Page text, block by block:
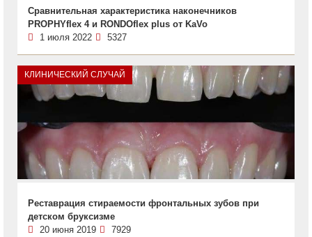
Сравнительная характеристика наконечников
PROPHYflex 4 и RONDOflex plus от KaVo
1 июля 2022
5327
КЛИНИЧЕСКИЙ СЛУЧАЙ
Реставрация стираемости фронтальных зубов при
детском бруксизме
20 июня 2019
7929